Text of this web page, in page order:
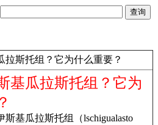
拉斯托组？它为什么重要？
基瓜拉斯托组？它为
斯基瓜拉斯托组（lschigualasto